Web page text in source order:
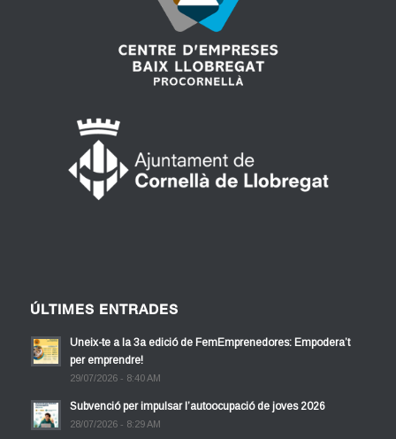
ÚLTIMES ENTRADES
Uneix-te a la 3a edició de FemEmprenedores: Empodera’t
per emprendre!
29/07/2026 - 8:40 AM
Subvenció per impulsar l’autoocupació de joves 2026
28/07/2026 - 8:29 AM